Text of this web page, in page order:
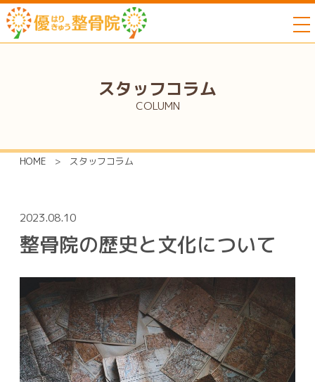
スタッフコラム
COLUMN
HOME > スタッフコラム
2023.08.10
整骨院の歴史と文化について